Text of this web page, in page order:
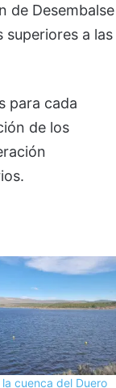
de Desembalse
superiores a las
para cada
de los
cuenca del Duero